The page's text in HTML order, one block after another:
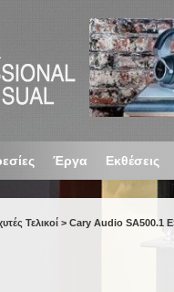
Έργα Εκθέσεις
Τελικοί > Cary Audio SA500.1